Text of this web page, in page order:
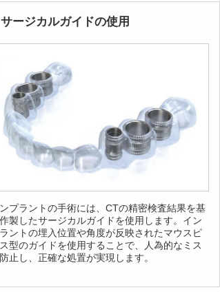
サージカルガイドの使用
プラントの手術には、CTの精密検査結果を基
製したサージカルガイドを使用します。イン
ントの埋入位置や角度が反映されたマウスピ
型のガイドを使用することで、人為的なミス
止し、正確な処置が実現します。